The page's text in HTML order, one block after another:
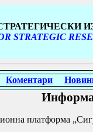
STRATEGIC
Коментари
платформа